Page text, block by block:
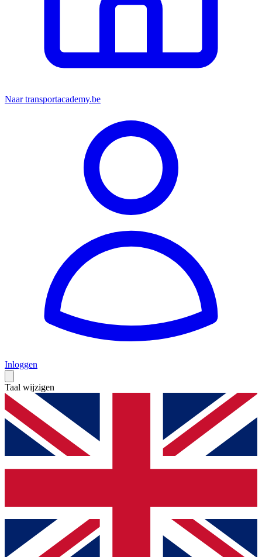
Naar transportacademy.be
Inloggen
Taal wijzigen